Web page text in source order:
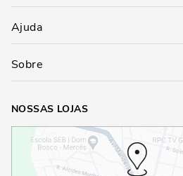
Ajuda
Sobre
NOSSAS LOJAS